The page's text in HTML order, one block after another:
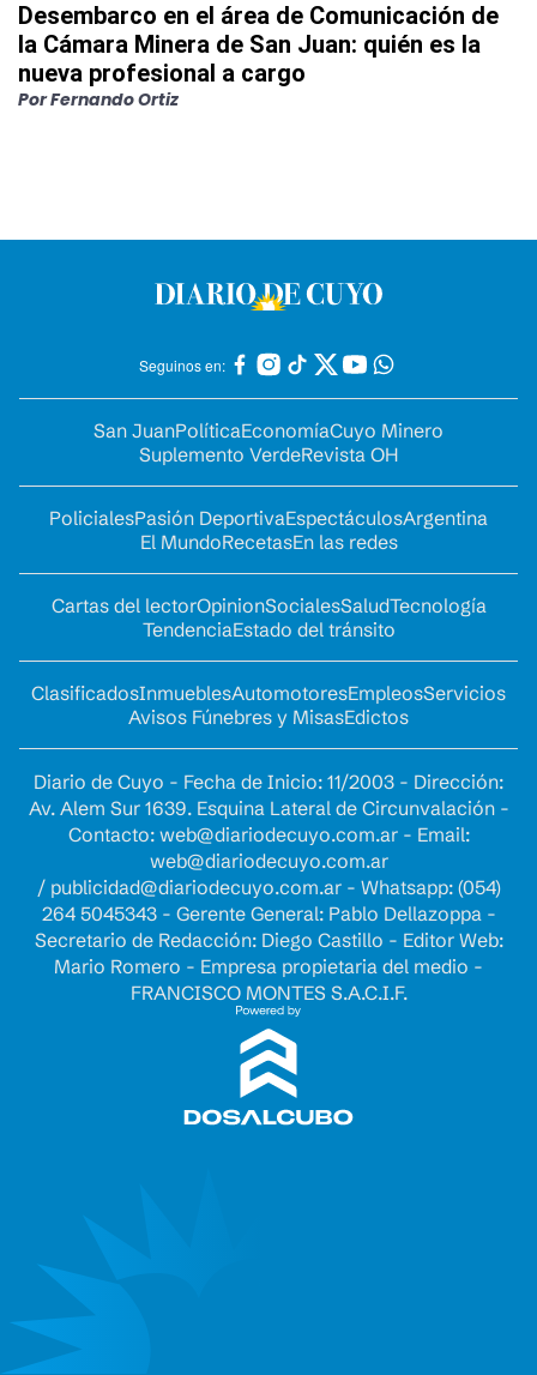
Desembarco en el área de Comunicación de
la Cámara Minera de San Juan: quién es la
nueva profesional a cargo
PorFernando Ortiz
Seguinos en:
San JuanPolíticaEconomíaCuyo Minero
Suplemento VerdeRevista OH
PolicialesPasión DeportivaEspectáculosArgentina
El MundoRecetasEn las redes
Cartas del lectorOpinionSocialesSaludTecnología
TendenciaEstado del tránsito
ClasificadosInmueblesAutomotoresEmpleosServicios
Avisos Fúnebres y MisasEdictos
Diario de Cuyo - Fecha de Inicio: 11/2003 - Dirección:
Av. Alem Sur 1639. Esquina Lateral de Circunvalación -
Contacto: web@diariodecuyo.com.ar- Email:
web@diariodecuyo.com.ar
/ publicidad@diariodecuyo.com.ar- Whatsapp: (054)
264 5045343 - Gerente General: Pablo Dellazoppa -
Secretario de Redacción: Diego Castillo - Editor Web:
Mario Romero - Empresa propietaria del medio -
FRANCISCO MONTES S.A.C.I.F.